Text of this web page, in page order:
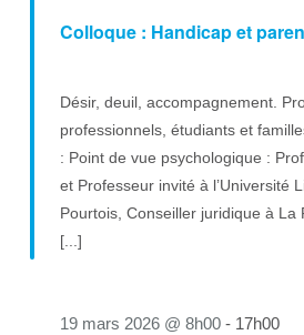
Colloque : Handicap et
Désir, deuil, accompagnement.
professionnels, étudiants et
: Point de vue psychologique :
et Professeur invité à l’Université
Pourtois, Conseiller juridique à La
[...]
19 mars 2026 @ 8h00- 17h00